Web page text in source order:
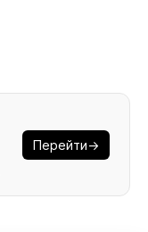
Перейти→